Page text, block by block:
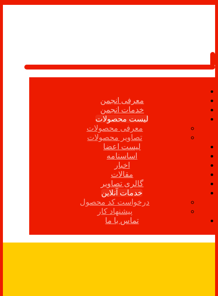
معرفی انجمن
خدمات انجمن
لیست محصولات
معرفی محصولات
تصاویر محصولات
لیست اعضا
اساسنامه
اخبار
مقالات
گالری تصاویر
خدمات آنلاین
درخواست کد محصول
پیشنهاد کار
تماس با ما